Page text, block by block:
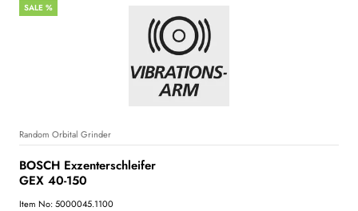
SALE %
Random Orbital Grinder
BOSCH Exzenterschleifer
GEX 40-150
Item No: 5000045.1100